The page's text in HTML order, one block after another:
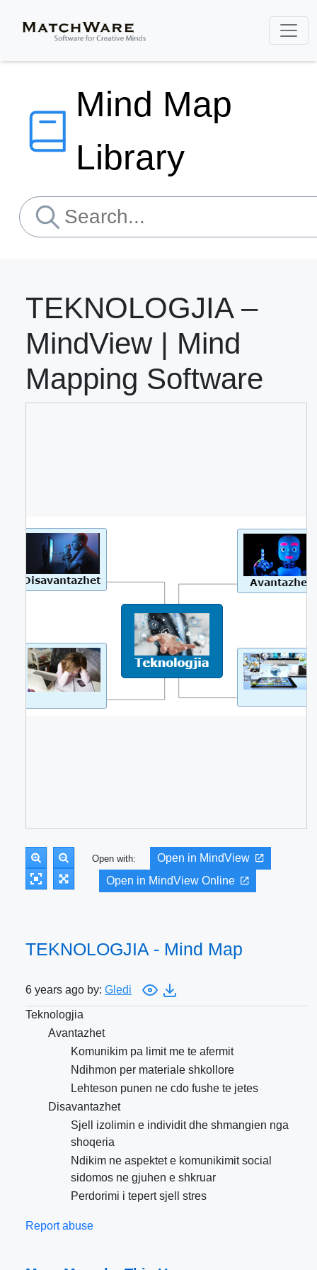
Mind Map
Library
TEKNOLOGJIA –
MindView | Mind
Mapping Software
Open with:
Open in MindView
Open in MindView Online
TEKNOLOGJIA - Mind Map
6 years ago by: Gledi
Teknologjia
Avantazhet
Komunikim pa limit me te afermit
Ndihmon per materiale shkollore
Lehteson punen ne cdo fushe te jetes
Disavantazhet
Sjell izolimin e individit dhe shmangien nga
shoqeria
Ndikim ne aspektet e komunikimit social
sidomos ne gjuhen e shkruar
Perdorimi i tepert sjell stres
Report abuse